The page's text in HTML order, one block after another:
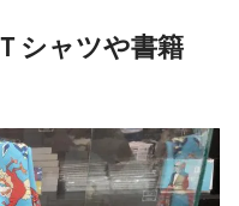
シャツや書籍